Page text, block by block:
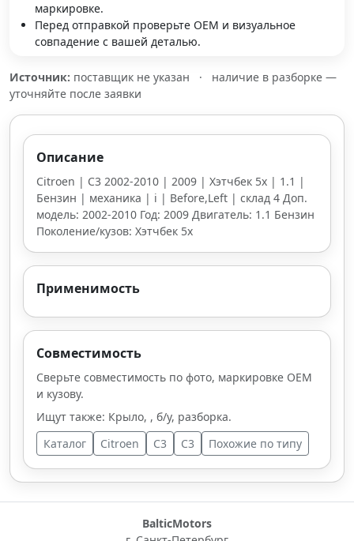
маркировке.
Перед отправкой проверьте OEM и визуальное
совпадение с вашей деталью.
Источник: поставщик не указан ·
наличие в разборке —
уточняйте после заявки
Описание
Citroen | C3 2002-2010 | 2009 | Хэтчбек 5х | 1.1 |
Бензин | механика | i | Before,Left | склад 4 Доп.
модель: 2002-2010 Год: 2009 Двигатель: 1.1 Бензин
Поколение/кузов: Хэтчбек 5х
Применимость
Совместимость
Сверьте совместимость по фото, маркировке OEM
и кузову.
Ищут также: Крыло, , б/у, разборка.
Каталог
Citroen C3 C3 Похожие по типу
BalticMotors